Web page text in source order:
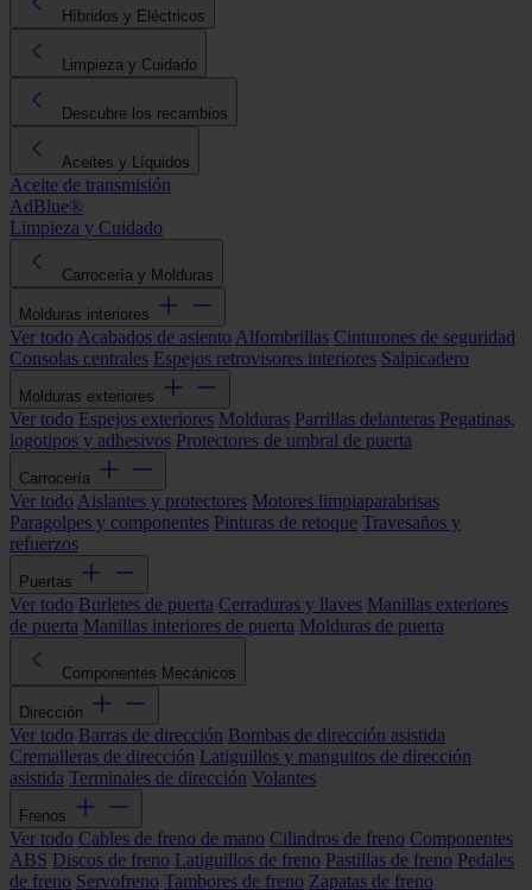
Híbridos y Eléctricos
Limpieza y Cuidado
Descubre los recambios
Aceites y Líquidos
Aceite de transmisión
AdBlue®
Limpieza y Cuidado
Carrocería y Molduras
Molduras interiores
Ver todo Acabados de asiento Alfombrillas Cinturones de seguridad
Consolas centrales Espejos retrovisores interiores Salpicadero
Molduras exteriores
Ver todo Espejos exteriores Molduras Parrillas delanteras Pegatinas,
logotipos y adhesivos Protectores de umbral de puerta
Carrocería
Ver todo Aislantes y protectores Motores limpiaparabrisas
Paragolpes y componentes Pinturas de retoque Travesaños y
refuerzos
Puertas
Ver todo Burletes de puerta Cerraduras y llaves Manillas exteriores
de puerta Manillas interiores de puerta Molduras de puerta
Componentes Mecánicos
Dirección
Ver todo Barras de dirección Bombas de dirección asistida
Cremalleras de dirección Latiguillos y manguitos de dirección
asistida Terminales de dirección Volantes
Frenos
Ver todo Cables de freno de mano Cilindros de freno Componentes
ABS Discos de freno Latiguillos de freno Pastillas de freno Pedales
de freno Servofreno Tambores de freno Zapatas de freno